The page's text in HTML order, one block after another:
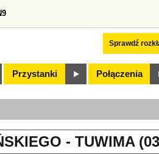
Sprawdź
Przystanki Połączenia
- TUWIMA